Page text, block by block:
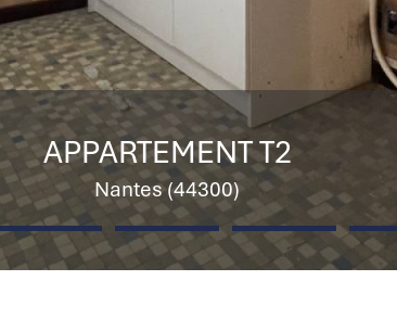
APPARTEMENT T2
Nantes (44300)